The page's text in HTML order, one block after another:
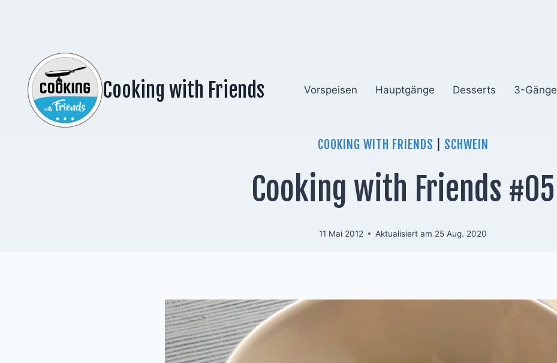
Cooking with Friends Vorspeisen Hauptgänge Desserts 3-Gänge
COOKING WITH FRIENDS SCHWEIN
Cooking with Friends #05
11 Mai 2012 Aktualisiert am 25 Aug. 2020